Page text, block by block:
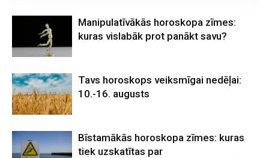
Manipulatīvākās horoskopa zīmes:
kuras vislabāk prot panākt savu?
Tavs horoskops veiksmīgai nedēļai:
10.-16. augusts
Bīstamākās horoskopa zīmes: kuras
tiek uzskatītas par